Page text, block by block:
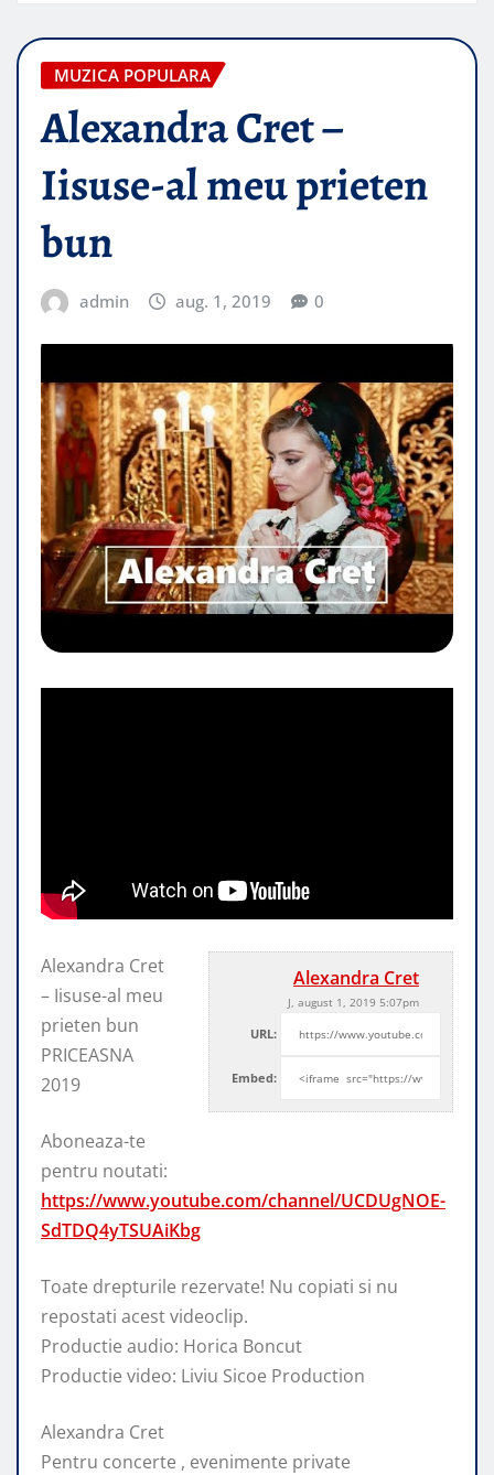
MUZICA POPULARA
Alexandra Cret –
Iisuse-al meu prieten
bun
admin aug. 1, 2019 0
Alexandra Cret
J, august 1, 2019 5:07pm
URL:
Embed:
Alexandra Cret
– Iisuse-al meu
prieten bun
PRICEASNA
2019
Aboneaza-te
pentru noutati:
https://www.youtube.com/channel/UCDUgNOE-
SdTDQ4yTSUAiKbg
Toate drepturile rezervate! Nu copiati si nu
repostati acest videoclip.
Productie audio: Horica Boncut
Productie video: Liviu Sicoe Production
Alexandra Cret
Pentru concerte , evenimente private